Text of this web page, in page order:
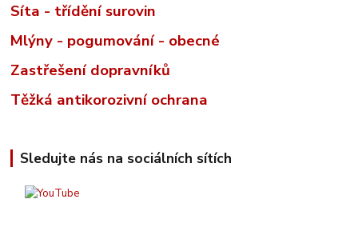
Síta - třídění surovin
Mlýny - pogumování - obecné
Zastřešení dopravníků
Těžká antikorozivní ochrana
Sledujte nás na sociálních sítích